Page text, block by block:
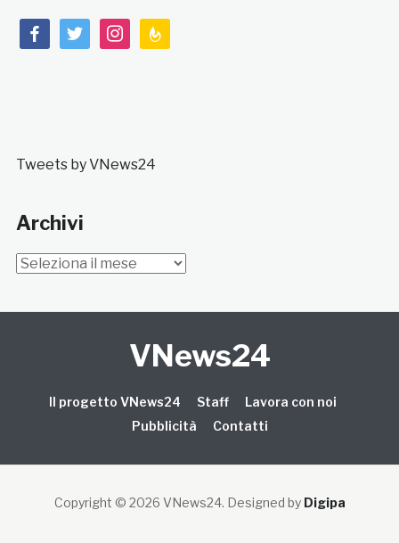
facebooktwitterinstagramfeedburner
Tweets by VNews24
Archivi
Archivi
VNews24
Il progetto VNews24 Staff
Lavora con noi
Pubblicità
Contatti
Copyright © 2026 VNews24. Designed by Digipa